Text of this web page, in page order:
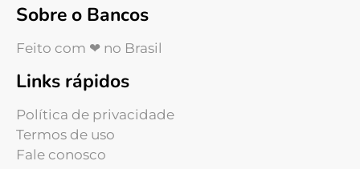
Sobre o Bancos
Feito com ❤ no Brasil
Links rápidos
Política de privacidade
Termos de uso
Fale conosco